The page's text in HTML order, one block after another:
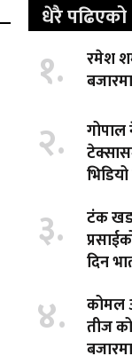
धेरै पढिएको
१.
रमेश
बजारमा
२.
३.
टंक
दिन
४.
कोमल
तीज
बजारमा